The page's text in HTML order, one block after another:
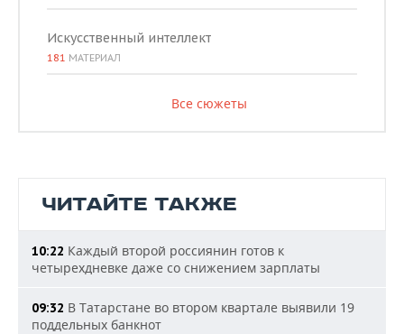
Искусственный интеллект
181 МАТЕРИАЛ
Все сюжеты
ЧИТАЙТЕ ТАКЖЕ
10:22 Каждый второй россиянин готов к
четырехдневке даже со снижением зарплаты
09:32 В Татарстане во втором квартале выявили 19
поддельных банкнот